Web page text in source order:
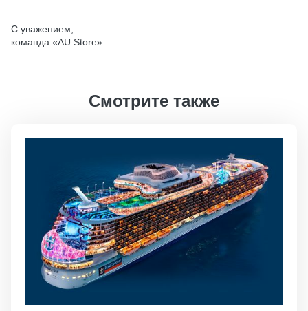
С уважением,
команда «AU Store»
Смотрите также